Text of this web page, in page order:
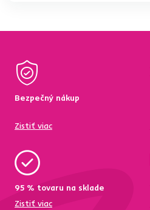
Bezpečný nákup
Zistiť viac
95 % tovaru na sklade
Zistiť viac